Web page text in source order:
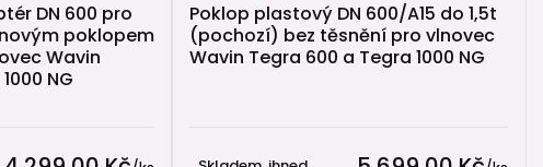
DN 600 pro
poklopem
Wavin
NG
Poklop plastový DN 600/A15 do 1,5t
(pochozí) bez těsnění pro vlnovec
Wavin Tegra 600 a Tegra 1000 NG